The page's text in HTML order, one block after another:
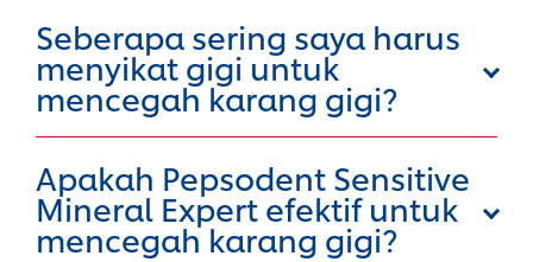
Seberapa sering saya harus
menyikat gigi untuk
mencegah karang gigi?
Apakah Pepsodent Sensitive
Mineral Expert efektif untuk
mencegah karang gigi?